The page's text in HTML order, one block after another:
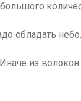
обладать
из волокон